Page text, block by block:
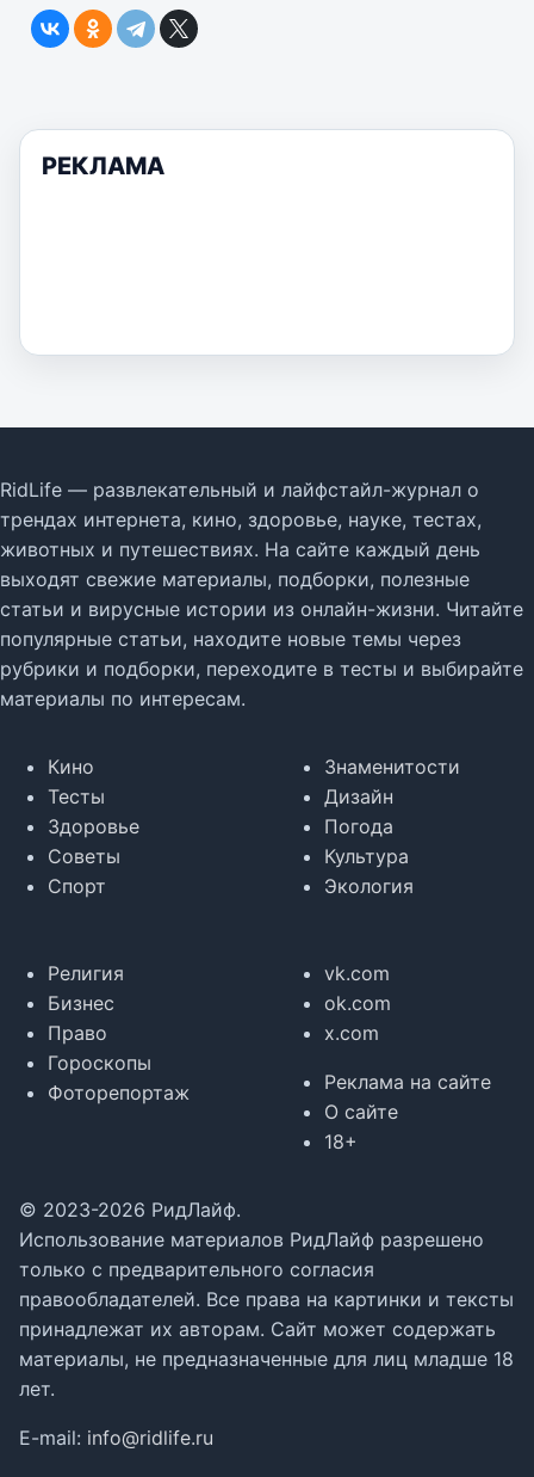
РЕКЛАМА
RidLife — развлекательный и лайфстайл-журнал о
трендах интернета, кино, здоровье, науке, тестах,
животных и путешествиях. На сайте каждый день
выходят свежие материалы, подборки, полезные
статьи и вирусные истории из онлайн-жизни. Читайте
популярные статьи, находите новые темы через
рубрики и подборки, переходите в тесты и выбирайте
материалы по интересам.
Кино
Тесты
Здоровье
Советы
Спорт
Знаменитости
Дизайн
Погода
Культура
Экология
Религия
Бизнес
Право
Гороскопы
Фоторепортаж
vk.com
ok.com
x.com
Реклама на сайте
О сайте
18+
© 2023-2026 РидЛайф.
Использование материалов РидЛайф разрешено
только с предварительного согласия
правообладателей. Все права на картинки и тексты
принадлежат их авторам. Сайт может содержать
материалы, не предназначенные для лиц младше 18
лет.
E-mail: info@ridlife.ru